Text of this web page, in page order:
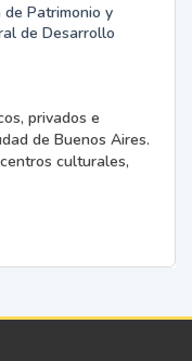
Patrimonio y
de Desarrollo
privados e
de Buenos Aires.
culturales,